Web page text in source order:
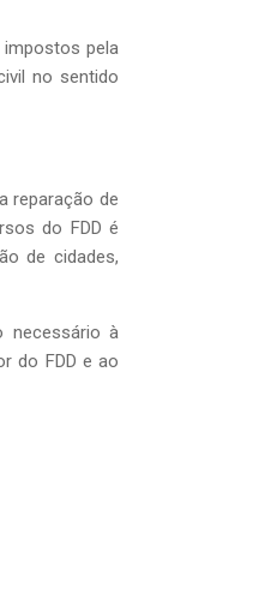
impostos pela
no sentido
reparação de
do FDD é
de cidades,
necessário à
do FDD e ao